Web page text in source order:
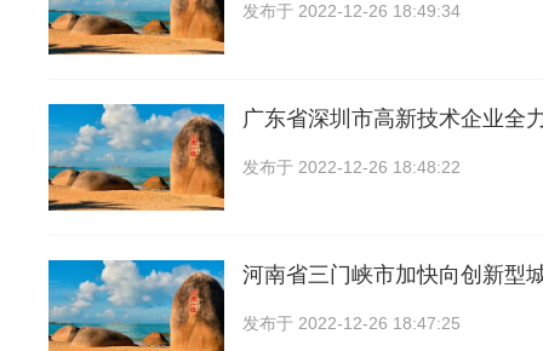
发布于 2022-12-26 18:49:34
广东省深圳市高新技术企业全
发布于 2022-12-26 18:48:22
河南省三门峡市加快向创新型
发布于 2022-12-26 18:47:25